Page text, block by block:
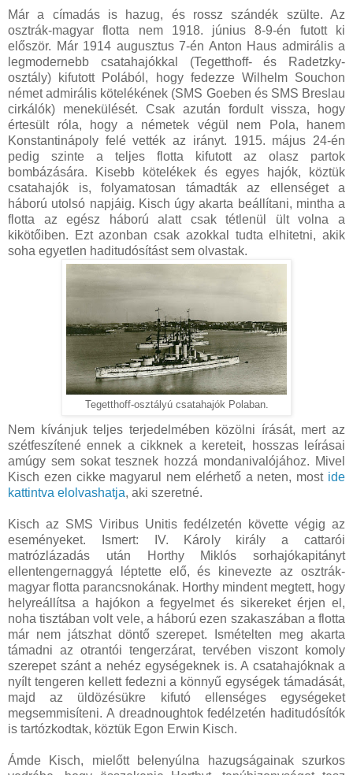
Már a címadás is hazug, és rossz szándék szülte. Az
osztrák-magyar flotta nem 1918. június 8-9-én futott ki
először. Már 1914 augusztus 7-én Anton Haus admirális a
legmodernebb csatahajókkal (Tegetthoff- és Radetzky-
osztály) kifutott Polából, hogy fedezze Wilhelm Souchon
német admirális kötelékének (SMS Goeben és SMS Breslau
cirkálók) menekülését. Csak azután fordult vissza, hogy
értesült róla, hogy a németek végül nem Pola, hanem
Konstantinápoly felé vették az irányt. 1915. május 24-én
pedig szinte a teljes flotta kifutott az olasz partok
bombázására. Kisebb kötelékek és egyes hajók, köztük
csatahajók is, folyamatosan támadták az ellenséget a
háború utolsó napjáig. Kisch úgy akarta beállítani, mintha a
flotta az egész háború alatt csak tétlenül ült volna a
kikötőiben. Ezt azonban csak azokkal tudta elhitetni, akik
soha egyetlen haditudósítást sem olvastak.
Tegetthoff-osztályú csatahajók Polaban.
Nem kívánjuk teljes terjedelmében közölni írását, mert az
szétfeszítené ennek a cikknek a kereteit, hosszas leírásai
amúgy sem sokat tesznek hozzá mondanivalójához. Mivel
Kisch ezen cikke magyarul nem elérhető a neten, most ide
kattintva elolvashatja, aki szeretné.
Kisch az SMS Viribus Unitis fedélzetén követte végig az
eseményeket. Ismert: IV. Károly király a cattarói
matrózlázadás után Horthy Miklós sorhajókapitányt
ellentengernaggyá léptette elő, és kinevezte az osztrák-
magyar flotta parancsnokának. Horthy mindent megtett, hogy
helyreállítsa a hajókon a fegyelmet és sikereket érjen el,
noha tisztában volt vele, a háború ezen szakaszában a flotta
már nem játszhat döntő szerepet. Ismételten meg akarta
támadni az otrantói tengerzárat, tervében viszont komoly
szerepet szánt a nehéz egységeknek is. A csatahajóknak a
nyílt tengeren kellett fedezni a könnyű egységek támadását,
majd az üldözésükre kifutó ellenséges egységeket
megsemmisíteni. A dreadnoughtok fedélzetén haditudósítók
is tartózkodtak, köztük Egon Erwin Kisch.
Ámde Kisch, mielőtt belenyúlna hazugságainak szurkos